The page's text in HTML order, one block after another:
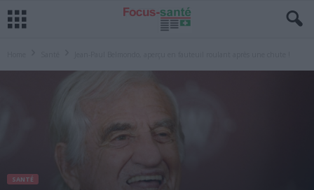
SANTÉ